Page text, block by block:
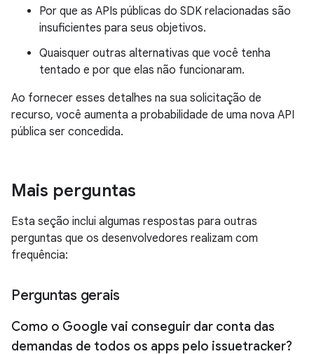
Por que as APIs públicas do SDK relacionadas são
insuficientes para seus objetivos.
Quaisquer outras alternativas que você tenha
tentado e por que elas não funcionaram.
Ao fornecer esses detalhes na sua solicitação de
recurso, você aumenta a probabilidade de uma nova API
pública ser concedida.
Mais perguntas
Esta seção inclui algumas respostas para outras
perguntas que os desenvolvedores realizam com
frequência:
Perguntas gerais
Como o Google vai conseguir dar conta das
demandas de todos os apps pelo issuetracker?